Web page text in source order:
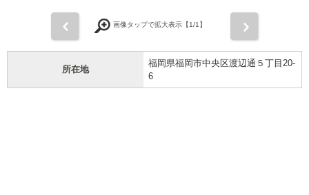
画像タップで拡大表示【1/1】
所在地
福岡県福岡市中央区渡辺通５丁目20-
6